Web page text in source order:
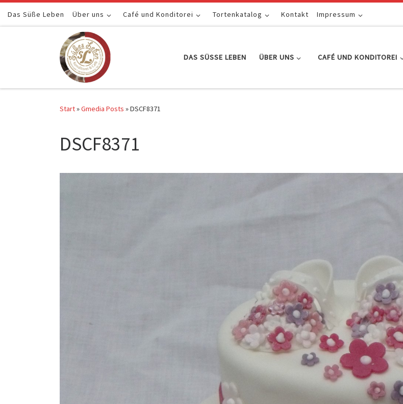
Zum Inhalt springen
Das Süße Leben Über uns Café und Konditorei Tortenkatalog Kontakt Impressum
DAS SÜSSE LEBEN ÜBER UNS CAFÉ UND KONDITOREI
Start»Gmedia Posts »DSCF8371
DSCF8371